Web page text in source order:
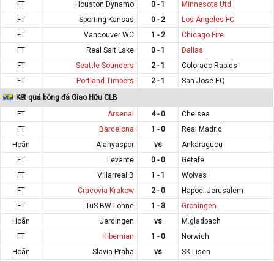
FT
Houston Dynamo 0 - 1
Minnesota Utd
FT
Sporting Kansas 0 - 2
Los Angeles FC
FT
Vancouver WC 1 - 2
Chicago Fire
FT
Real Salt Lake 0 - 1
Dallas
FT
Seattle Sounders 2 - 1
Colorado Rapids
FT
Portland Timbers 2 - 1
San Jose EQ
Kết quả bóng đá Giao Hữu CLB
FT
Arsenal 4 - 0
Chelsea
FT
Barcelona 1 - 0
Real Madrid
Hoãn
Alanyaspor vs
Ankaragucu
FT
Levante 0 - 0
Getafe
FT
Villarreal B 1 - 1
Wolves
FT
Cracovia Krakow 2 - 0
Hapoel Jerusalem
FT
TuS BW Lohne 1 - 3
Groningen
Hoãn
Uerdingen vs
M.gladbach
FT
Hibernian 1 - 0
Norwich
Hoãn
Slavia Praha vs
SK Lisen